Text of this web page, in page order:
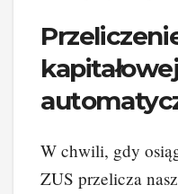
W chwili, gdy
ZUS przelicza